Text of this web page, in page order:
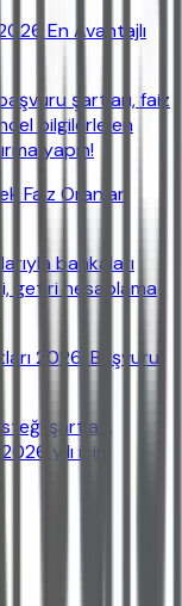
En Avantajlı
şartları, faiz
bilgilerle en
yapın!
Faiz Oranları
bankaları
getiri hesaplama
2026: Başvuru
şartları,
yılı için